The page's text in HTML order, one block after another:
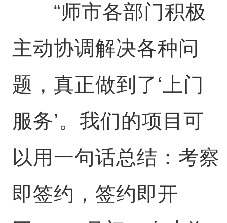
“师市各部门积极
主动协调解决各种问
题，真正做到了‘上门
服务’。我们的项目可
以用一句话总结：考察
即签约，签约即开